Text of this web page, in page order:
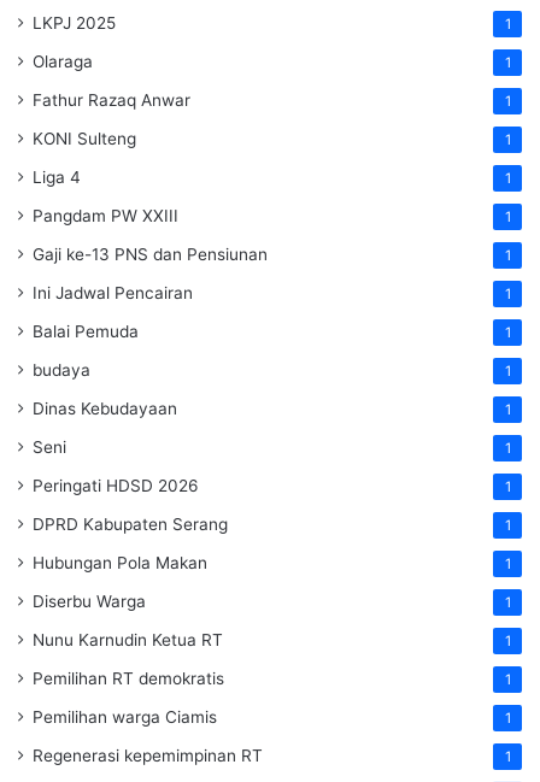
LKPJ 2025 1
Olaraga 1
Fathur Razaq Anwar 1
KONI Sulteng 1
Liga 4 1
Pangdam PW XXIII 1
Gaji ke-13 PNS dan Pensiunan 1
Ini Jadwal Pencairan 1
Balai Pemuda 1
budaya 1
Dinas Kebudayaan 1
Seni 1
Peringati HDSD 2026 1
DPRD Kabupaten Serang 1
Hubungan Pola Makan 1
Diserbu Warga 1
Nunu Karnudin Ketua RT 1
Pemilihan RT demokratis 1
Pemilihan warga Ciamis 1
Regenerasi kepemimpinan RT 1